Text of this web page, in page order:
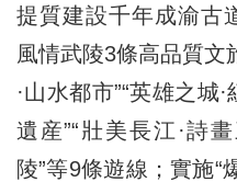
提質建設千年成渝古
風情武陵3條高品質文
·山水都市”“英雄之城
遺産”“壯美長江·詩
陵”等9條遊線；實施“